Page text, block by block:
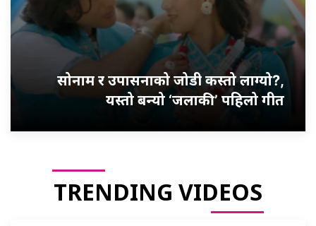
सोनाम र उपासनाको जोडी कस्तो लाग्यो?,
यस्तो बन्यो ‘जलाकी’ पहिलो गीत
TRENDING VIDEOS